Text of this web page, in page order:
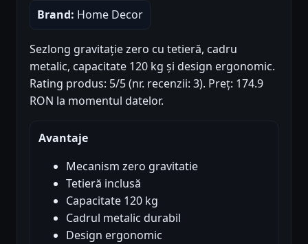
Brand: Home Decor
Sezlong gravitație zero cu tetieră, cadru
metalic, capacitate 120 kg și design ergonomic.
Rating produs: 5/5 (nr. recenzii: 3). Preț: 174.9
RON la momentul datelor.
Avantaje
Mecanism zero gravitatie
Tetieră inclusă
Capacitate 120 kg
Cadrul metalic durabil
Design ergonomic